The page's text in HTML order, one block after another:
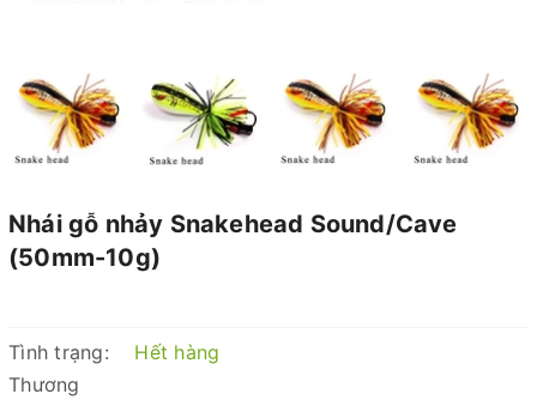
Nhái gỗ nhảy Snakehead Sound/Cave
(50mm-10g)
Tình trạng:
Hết hàng
Thương